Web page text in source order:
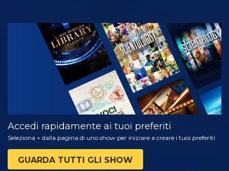
GUARDA
ESPLORA LE
SERIE
Accedi rapidamente ai tuoi preferiti
Seleziona + dalla pagina di uno show per iniziare a creare i tuoi preferiti
GUARDA TUTTI GLI SHOW